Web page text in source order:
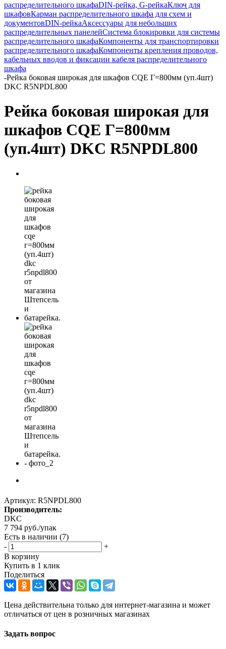
распределительного шкафаDIN-рейка, G-рейкаКлюч для
шкафовКарман распределительного шкафа для схем и
документовDIN-рейкаАксессуары для небольших
распределительных панелейСистема блокировки для системы
распределительного шкафаКомпоненты для транспортировки
распределительного шкафаКомпоненты крепления проводов,
кабельных вводов и фиксации кабеля распределительного
шкафа
-Рейка боковая широкая для шкафов CQE Г=800мм (уп.4шт)
DKC R5NPDL800
Рейка боковая широкая для
шкафов CQE Г=800мм
(уп.4шт) DKC R5NPDL800
Артикул: R5NPDL800
Производитель:
DKC
7 794 руб./упак
Есть в наличии (7)
-
+
В корзину
Купить в 1 клик
Поделиться
Цена действительна только для интернет-магазина и может
отличаться от цен в розничных магазинах
Задать вопрос